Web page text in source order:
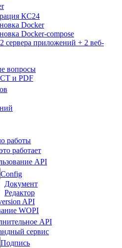
КС24
Docker
Docker-compose
сервера приложений + 2 веб-
вопросы
и PDF
работы
работает
API
Config
Документ
Редактор
API
WOPI
API
сервис
Подпись